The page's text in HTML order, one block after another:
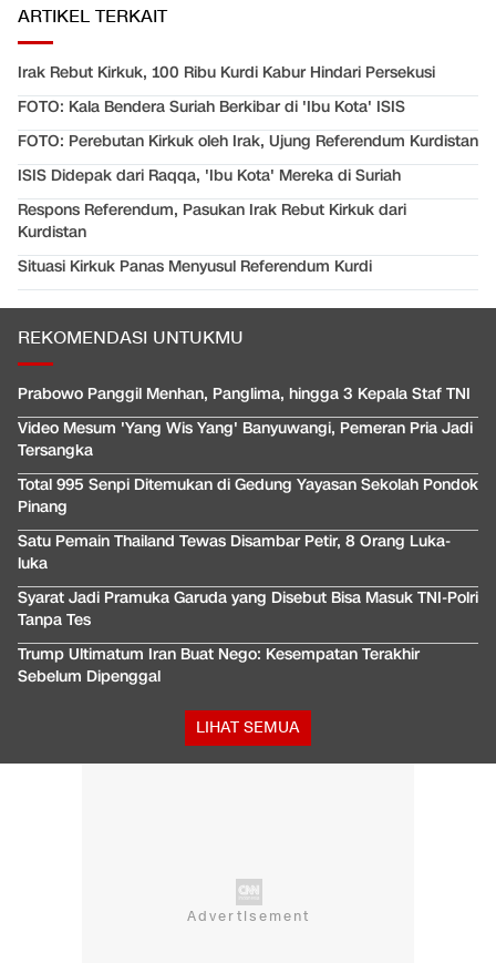
ARTIKEL TERKAIT
Irak Rebut Kirkuk, 100 Ribu Kurdi Kabur Hindari Persekusi
FOTO: Kala Bendera Suriah Berkibar di 'Ibu Kota' ISIS
FOTO: Perebutan Kirkuk oleh Irak, Ujung Referendum Kurdistan
ISIS Didepak dari Raqqa, 'Ibu Kota' Mereka di Suriah
Respons Referendum, Pasukan Irak Rebut Kirkuk dari
Kurdistan
Situasi Kirkuk Panas Menyusul Referendum Kurdi
REKOMENDASI UNTUKMU
Prabowo Panggil Menhan, Panglima, hingga 3 Kepala Staf TNI
Video Mesum 'Yang Wis Yang' Banyuwangi, Pemeran Pria Jadi
Tersangka
Total 995 Senpi Ditemukan di Gedung Yayasan Sekolah Pondok
Pinang
Satu Pemain Thailand Tewas Disambar Petir, 8 Orang Luka-
luka
Syarat Jadi Pramuka Garuda yang Disebut Bisa Masuk TNI-Polri
Tanpa Tes
Trump Ultimatum Iran Buat Nego: Kesempatan Terakhir
Sebelum Dipenggal
LIHAT SEMUA